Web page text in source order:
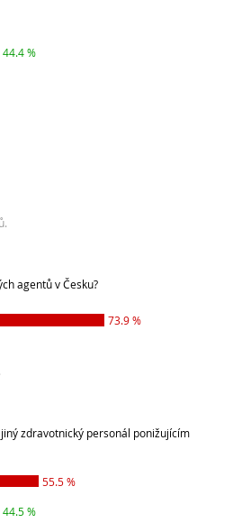
44.4 %
agentů v Česku?
73.9 %
zdravotnický personál ponižujícím
55.5 %
44.5 %